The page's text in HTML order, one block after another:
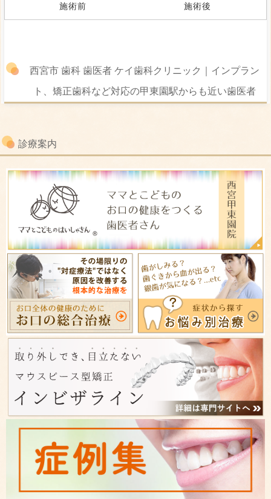
施術前 施術後
西宮市 歯科 歯医者 ケイ歯科クリニック｜インプラン
ト、矯正歯科など対応の甲東園駅からも近い歯医者
診療案内